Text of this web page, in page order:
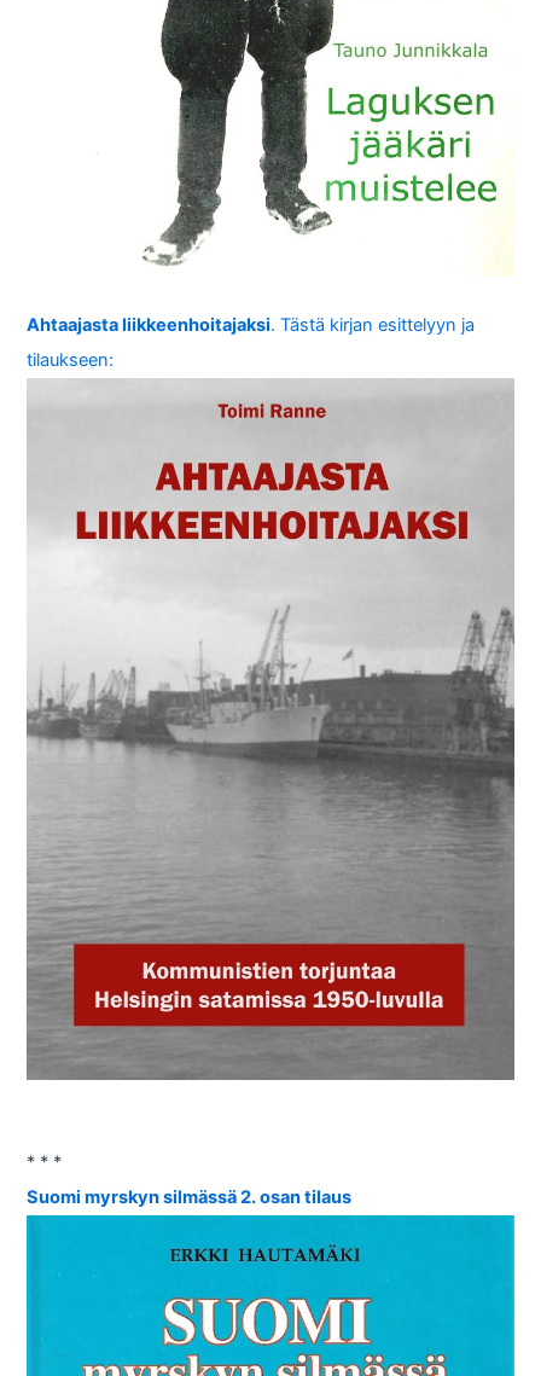
Ahtaajasta liikkeenhoitajaksi. Tästä kirjan esittelyyn ja
tilaukseen:
* * *
Suomi myrskyn silmässä 2. osan tilaus